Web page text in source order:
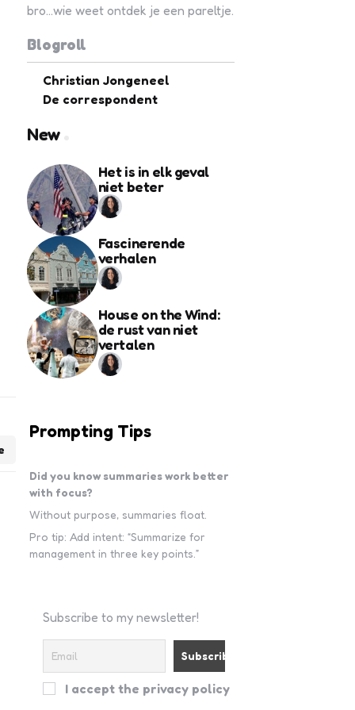
bro...wie weet ontdek je een pareltje.
Blogroll
Christian Jongeneel
De correspondent
New
Het is in elk geval
niet beter
Fascinerende
verhalen
House on the Wind:
de rust van niet
vertalen
Prompting Tips
Did you know summaries work better
with focus?
Without purpose, summaries float.
Pro tip: Add intent: “Summarize for
management in three key points.”
Subscribe to my newsletter!
I accept the privacy policy